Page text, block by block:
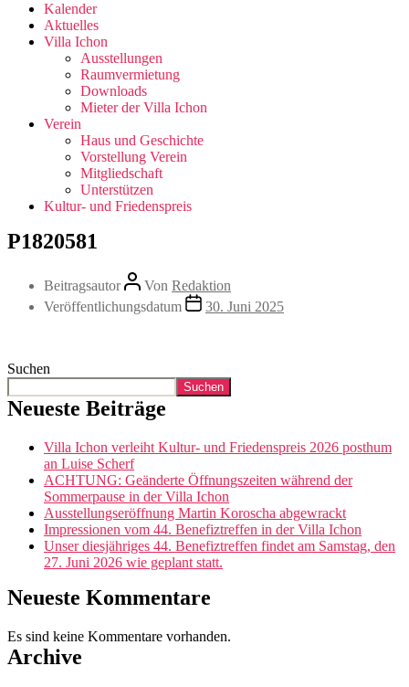
Kalender
Aktuelles
Villa Ichon
Ausstellungen
Raumvermietung
Downloads
Mieter der Villa Ichon
Verein
Haus und Geschichte
Vorstellung Verein
Mitgliedschaft
Unterstützen
Kultur- und Friedenspreis
P1820581
Beitragsautor Von Redaktion
Veröffentlichungsdatum
30. Juni 2025
Suchen
Suchen
Neueste Beiträge
Villa Ichon verleiht Kultur- und Friedenspreis 2026 posthum
an Luise Scherf
ACHTUNG: Geänderte Öffnungszeiten während der
Sommerpause in der Villa Ichon
Ausstellungseröffnung Martin Koroscha abgewrackt
Impressionen vom 44. Benefiztreffen in der Villa Ichon
Unser diesjähriges 44. Benefiztreffen findet am Samstag, den
27. Juni 2026 wie geplant statt.
Neueste Kommentare
Es sind keine Kommentare vorhanden.
Archive